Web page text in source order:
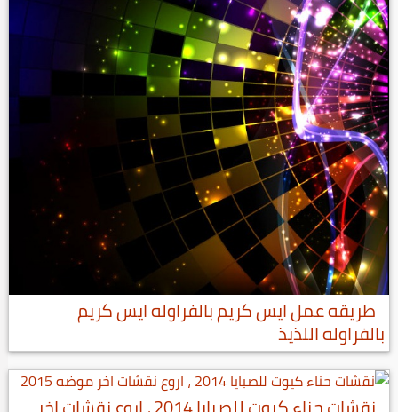
طريقه عمل ايس كريم بالفراوله ايس كريم
بالفراوله اللذيذ